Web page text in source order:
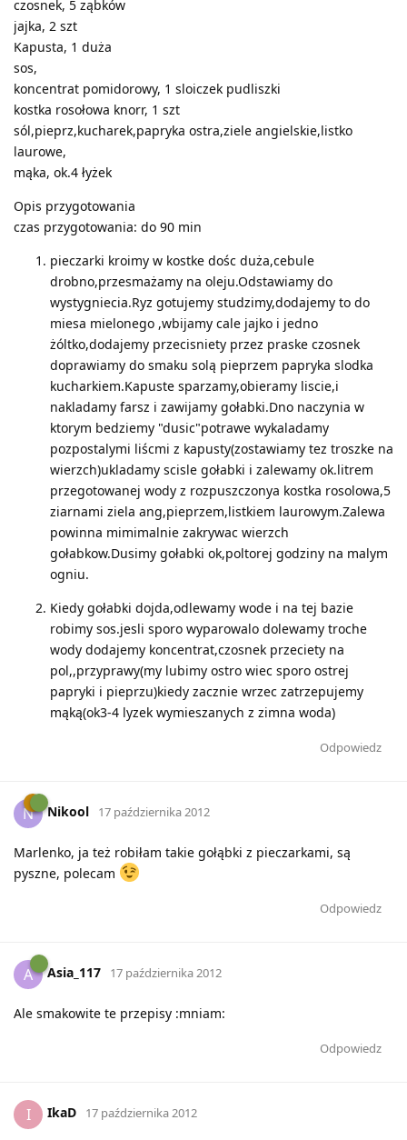
czosnek, 5 ząbków
jajka, 2 szt
Kapusta, 1 duża
sos,
koncentrat pomidorowy, 1 sloiczek pudliszki
kostka rosołowa knorr, 1 szt
sól,pieprz,kucharek,papryka ostra,ziele angielskie,listko
laurowe,
mąka, ok.4 łyżek
Opis przygotowania
czas przygotowania: do 90 min
pieczarki kroimy w kostke dośc duża,cebule
drobno,przesmażamy na oleju.Odstawiamy do
wystygniecia.Ryz gotujemy studzimy,dodajemy to do
miesa mielonego ,wbijamy cale jajko i jedno
żóltko,dodajemy przecisniety przez praske czosnek
doprawiamy do smaku solą pieprzem papryka slodka
kucharkiem.Kapuste sparzamy,obieramy liscie,i
nakladamy farsz i zawijamy gołabki.Dno naczynia w
ktorym bedziemy "dusic"potrawe wykaladamy
pozpostalymi liścmi z kapusty(zostawiamy tez troszke na
wierzch)ukladamy scisle gołabki i zalewamy ok.litrem
przegotowanej wody z rozpuszczonya kostka rosolowa,5
ziarnami ziela ang,pieprzem,listkiem laurowym.Zalewa
powinna mimimalnie zakrywac wierzch
gołabkow.Dusimy gołabki ok,poltorej godziny na malym
ogniu.
Kiedy gołabki dojda,odlewamy wode i na tej bazie
robimy sos.jesli sporo wyparowalo dolewamy troche
wody dodajemy koncentrat,czosnek przeciety na
pol,,przyprawy(my lubimy ostro wiec sporo ostrej
papryki i pieprzu)kiedy zacznie wrzec zatrzepujemy
mąką(ok3-4 lyzek wymieszanych z zimna woda)
Odpowiedz
N Nikool 17 października 2012
Marlenko, ja też robiłam takie gołąbki z pieczarkami, są
pyszne, polecam
Odpowiedz
A Asia_117 17 października 2012
Ale smakowite te przepisy :mniam:
Odpowiedz
I IkaD 17 października 2012